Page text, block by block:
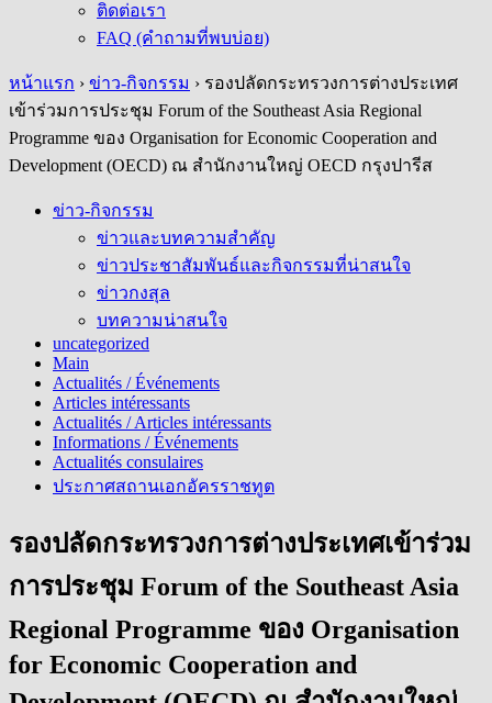
ติดต่อเรา
FAQ (คำถามที่พบบ่อย)
หน้าแรก › ข่าว-กิจกรรม › รองปลัดกระทรวงการต่างประเทศ
เข้าร่วมการประชุม Forum of the Southeast Asia Regional
Programme ของ Organisation for Economic Cooperation and
Development (OECD) ณ สำนักงานใหญ่ OECD กรุงปารีส
ข่าว-กิจกรรม
ข่าวและบทความสำคัญ
ข่าวประชาสัมพันธ์และกิจกรรมที่น่าสนใจ
ข่าวกงสุล
บทความน่าสนใจ
uncategorized
Main
Actualités / Événements
Articles intéressants
Actualités / Articles intéressants
Informations / Événements
Actualités consulaires
ประกาศสถานเอกอัครราชทูต
รองปลัดกระทรวงการต่างประเทศเข้าร่วม
การประชุม Forum of the Southeast Asia
Regional Programme ของ Organisation
for Economic Cooperation and